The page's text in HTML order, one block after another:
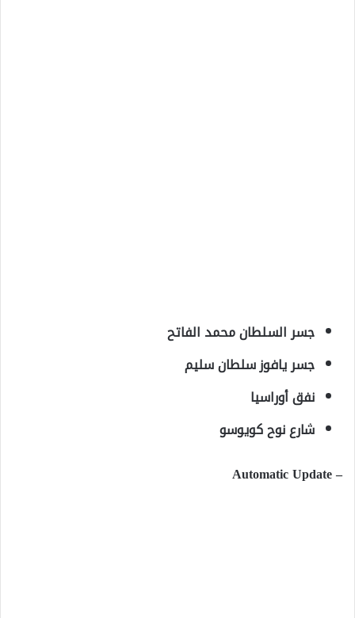
جسر السلطان محمد الفاتح
جسر يافوز سلطان سليم
نفق أوراسيا
شارع نوح كويوسو
– Automatic Update